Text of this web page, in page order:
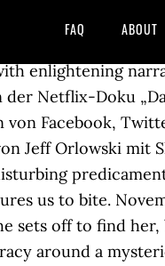
FAQ ABOUT
Konzerne manipulieren, um uns möglichst lange auf ihren Plattformen wie Facebook, Twitter, Pinterest oder Instagram zu halten. Die amerikanische Ökonomin, Philosophin und Sozialpsychologin Shoshanna Zuboff hat den Begriff des Überwachungskapitalismus geprägt. Die Rockband AC/DC hat in den sozialen Medien ein Bild veröffentlicht, das ihre neue Besetzung zeigt. Even these movie elements are important, becausevthey show exactly what happens, if you interfere with this system. Sie alle haben Angst vor dem exponentiell wachsenden Monster, das sie selbst geschaffen haben: die sozialen Medien. Kompressor | Beitrag vom 10.09.2020. Der Künstler betonte auf Instagram, er habe durch das Bild niemanden verletzten wollen. Expertenaussagen von technischen Hinweisgebern enthüllen unsere beunruhigende Lage: Die Dienste, die Big Tech anbietet – Suchmaschinen, Netzwerke, … So schnell werden sie … So geht es nicht nur darum, inwiefern die sozialen Medien unser Leben prägen. Facebook ist nicht nur ein Netzwerk unter Freunden, Google weit mehr als eine Suchmaschine. Hurtz sieht hier mehr Möglichkeiten, die in der Dokumentation jedoch nicht beleuchtet würden. Das Dilemma mit den sozialen Medien; Blood Quantum; Der Hund bleibt; Zu weit weg; Weathering with You - Das Mädchen, das die Sonne berührte; Die perfekte Kandidatin; Monsieur Killerstyle; Filmkultur. „Das Dilemma mit den sozialen Medien“ // Deutschland-Start: 9. November 2020 . You will overthink your personal social media habits completely and though be